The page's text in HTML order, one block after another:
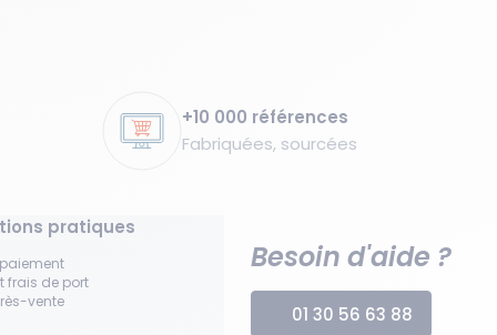
+10 000 références
Fabriquées, sourcées
pratiques
frais de port
vente
Besoin d'aide ?
01 30 56 63 88